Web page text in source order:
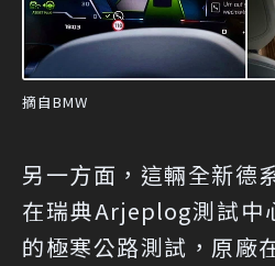
摘自BMW
另一方面，這輛全新德
在瑞典Arjeplog測試中
的極寒公路測試，原廠